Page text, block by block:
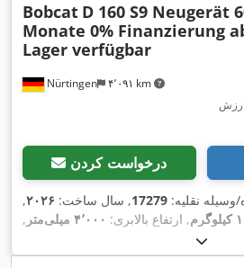
Nürtingen ۴٬۰۹۱ km
Bobcat D 160 S9 Neugerät
Monate 0% Finanzierung
Lager verfügbar
ارزش
درخواست کردن
نقلیه: 17279, سال ساخت: ۲۰۲۶,
, ارتفاع بالابری: ۴٬۰۰۰ میلی‌متر
,
, مرکز ثقل بار:
تریپلکس, ارتفاع سازه:۳٬۰۳۰ میلی‌متر
,